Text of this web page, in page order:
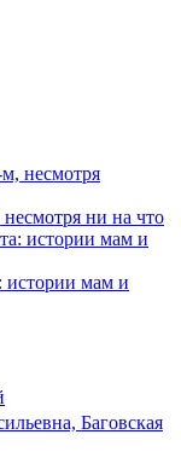
ни на что
истории мам и
Баговская